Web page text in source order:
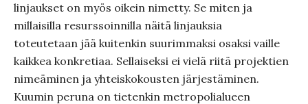
linjaukset on myös oikein nimetty. Se miten ja
millaisilla resurssoinnilla näitä linjauksia
toteutetaan jää kuitenkin suurimmaksi osaksi vaille
kaikkea konkretiaa. Sellaiseksi ei vielä riitä projektien
nimeäminen ja yhteiskokousten järjestäminen.
Kuumin peruna on tietenkin metropolialueen